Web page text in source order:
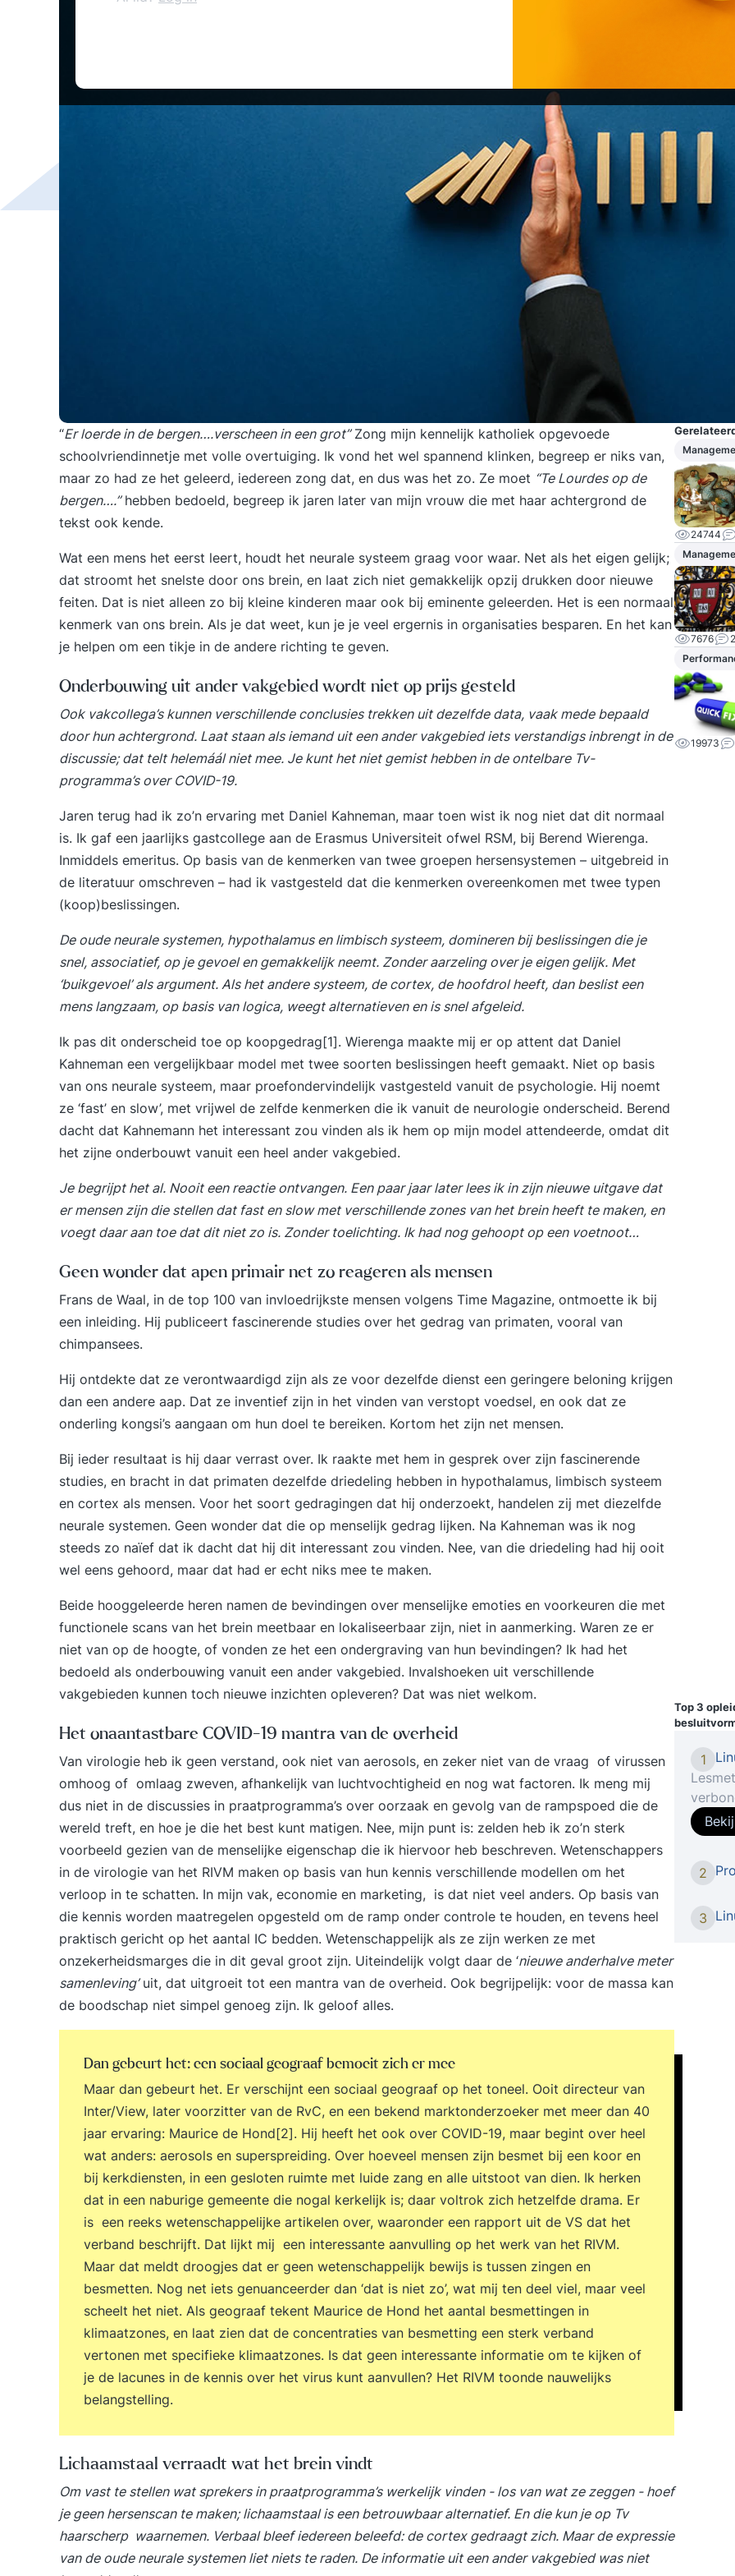
“Er loerde in de bergen….verscheen in een grot”Zong mijn kennelijk katholiek opgevoede
schoolvriendinnetje met volle overtuiging. Ik vond het wel spannend klinken, begreep er niks van,
maar zo had ze het geleerd, iedereen zong dat, en dus was het zo. Ze moet “Te Lourdes op de
bergen….”hebben bedoeld, begreep ik jaren later van mijn vrouw die met haar achtergrond de
tekst ook kende.
Wat een mens het eerst leert, houdt het neurale systeem graag voor waar. Net als het eigen gelijk;
dat stroomt het snelste door ons brein, en laat zich niet gemakkelijk opzij drukken door nieuwe
feiten. Dat is niet alleen zo bij kleine kinderen maar ook bij eminente geleerden. Het is een normaal
kenmerk van ons brein. Als je dat weet, kun je je veel ergernis in organisaties besparen. En het kan
je helpen om een tikje in de andere richting te geven.
Onderbouwing uit ander vakgebied wordt niet op prijs gesteld
Ook vakcollega’s kunnen verschillende conclusies trekken uit dezelfde data, vaak mede bepaald
door hun achtergrond. Laat staan als iemand uit een ander vakgebied iets verstandigs inbrengt in de
discussie; dat telt helemáál niet mee. Je kunt het niet gemist hebben in de ontelbare Tv-
programma’s over COVID-19.
Jaren terug had ik zo’n ervaring met Daniel Kahneman, maar toen wist ik nog niet dat dit normaal
is. Ik gaf een jaarlijks gastcollege aan de Erasmus Universiteit ofwel RSM, bij Berend Wierenga.
Inmiddels emeritus. Op basis van de kenmerken van twee groepen hersensystemen – uitgebreid in
de literatuur omschreven – had ik vastgesteld dat die kenmerken overeenkomen met twee typen
(koop)beslissingen.
De oude neurale systemen, hypothalamus en limbisch systeem, domineren bij beslissingen die je
snel, associatief, op je gevoel en gemakkelijk neemt. Zonder aarzeling over je eigen gelijk. Met
‘buikgevoel’ als argument. Als het andere systeem, de cortex, de hoofdrol heeft, dan beslist een
mens langzaam, op basis van logica, weegt alternatieven en is snel afgeleid.
Ik pas dit onderscheid toe op koopgedrag[1]. Wierenga maakte mij er op attent dat Daniel
Kahneman een vergelijkbaar model met twee soorten beslissingen heeft gemaakt. Niet op basis
van ons neurale systeem, maar proefondervindelijk vastgesteld vanuit de psychologie. Hij noemt
ze ‘fast’ en slow’, met vrijwel de zelfde kenmerken die ik vanuit de neurologie onderscheid. Berend
dacht dat Kahnemann het interessant zou vinden als ik hem op mijn model attendeerde, omdat dit
het zijne onderbouwt vanuit een heel ander vakgebied.
Je begrijpt het al. Nooit een reactie ontvangen. Een paar jaar later lees ik in zijn nieuwe uitgave dat
er mensen zijn die stellen dat fast en slow met verschillende zones van het brein heeft te maken, en
voegt daar aan toe dat dit niet zo is. Zonder toelichting. Ik had nog gehoopt op een voetnoot…
Geen wonder dat apen primair net zo reageren als mensen
Frans de Waal, in de top 100 van invloedrijkste mensen volgens Time Magazine, ontmoette ik bij
een inleiding. Hij publiceert fascinerende studies over het gedrag van primaten, vooral van
chimpansees.
Hij ontdekte dat ze verontwaardigd zijn als ze voor dezelfde dienst een geringere beloning krijgen
dan een andere aap. Dat ze inventief zijn in het vinden van verstopt voedsel, en ook dat ze
onderling kongsi’s aangaan om hun doel te bereiken. Kortom het zijn net mensen.
Bij ieder resultaat is hij daar verrast over. Ik raakte met hem in gesprek over zijn fascinerende
studies, en bracht in dat primaten dezelfde driedeling hebben in hypothalamus, limbisch systeem
en cortex als mensen. Voor het soort gedragingen dat hij onderzoekt, handelen zij met diezelfde
neurale systemen. Geen wonder dat die op menselijk gedrag lijken. Na Kahneman was ik nog
steeds zo naïef dat ik dacht dat hij dit interessant zou vinden. Nee, van die driedeling had hij ooit
wel eens gehoord, maar dat had er echt niks mee te maken.
Beide hooggeleerde heren namen de bevindingen over menselijke emoties en voorkeuren die met
functionele scans van het brein meetbaar en lokaliseerbaar zijn, niet in aanmerking. Waren ze er
niet van op de hoogte, of vonden ze het een ondergraving van hun bevindingen? Ik had het
bedoeld als onderbouwing vanuit een ander vakgebied. Invalshoeken uit verschillende
vakgebieden kunnen toch nieuwe inzichten opleveren? Dat was niet welkom.
Het onaantastbare COVID-19 mantra van de overheid
Van virologie heb ik geen verstand, ook niet van aerosols, en zeker niet van de vraag of virussen
omhoog of omlaag zweven, afhankelijk van luchtvochtigheid en nog wat factoren. Ik meng mij
dus niet in de discussies in praatprogramma’s over oorzaak en gevolg van de rampspoed die de
wereld treft, en hoe je die het best kunt matigen. Nee, mijn punt is: zelden heb ik zo’n sterk
voorbeeld gezien van de menselijke eigenschap die ik hiervoor heb beschreven. Wetenschappers
in de virologie van het RIVM maken op basis van hun kennis verschillende modellen om het
verloop in te schatten. In mijn vak, economie en marketing, is dat niet veel anders. Op basis van
die kennis worden maatregelen opgesteld om de ramp onder controle te houden, en tevens heel
praktisch gericht op het aantal IC bedden. Wetenschappelijk als ze zijn werken ze met
onzekerheidsmarges die in dit geval groot zijn. Uiteindelijk volgt daar de ‘nieuwe anderhalve meter
samenleving’uit, dat uitgroeit tot een mantra van de overheid. Ook begrijpelijk: voor de massa kan
de boodschap niet simpel genoeg zijn. Ik geloof alles.
Dan gebeurt het: een sociaal geograaf bemoeit zich er mee
Maar dan gebeurt het. Er verschijnt een sociaal geograaf op het toneel. Ooit directeur van
Inter/View, later voorzitter van de RvC, en een bekend marktonderzoeker met meer dan 40
jaar ervaring: Maurice de Hond[2]. Hij heeft het ook over COVID-19, maar begint over heel
wat anders: aerosols en superspreiding. Over hoeveel mensen zijn besmet bij een koor en
bij kerkdiensten, in een gesloten ruimte met luide zang en alle uitstoot van dien. Ik herken
dat in een naburige gemeente die nogal kerkelijk is; daar voltrok zich hetzelfde drama. Er
is een reeks wetenschappelijke artikelen over, waaronder een rapport uit de VS dat het
verband beschrijft. Dat lijkt mij een interessante aanvulling op het werk van het RIVM.
Maar dat meldt droogjes dat er geen wetenschappelijk bewijs is tussen zingen en
besmetten. Nog net iets genuanceerder dan ‘dat is niet zo’, wat mij ten deel viel, maar veel
scheelt het niet. Als geograaf tekent Maurice de Hond het aantal besmettingen in
klimaatzones, en laat zien dat de concentraties van besmetting een sterk verband
vertonen met specifieke klimaatzones. Is dat geen interessante informatie om te kijken of
je de lacunes in de kennis over het virus kunt aanvullen? Het RIVM toonde nauwelijks
belangstelling.
Lichaamstaal verraadt wat het brein vindt
Om vast te stellen wat sprekers in praatprogramma’s werkelijk vinden - los van wat ze zeggen - hoef
je geen hersenscan te maken; lichaamstaal is een betrouwbaar alternatief. En die kun je op Tv
haarscherp waarnemen. Verbaal bleef iedereen beleefd: de cortex gedraagt zich. Maar de expressie
van de oude neurale systemen liet niets te raden. De informatie uit een ander vakgebied was niet
24744
7676
2
19973
Top 3
1
er
niet
2
3